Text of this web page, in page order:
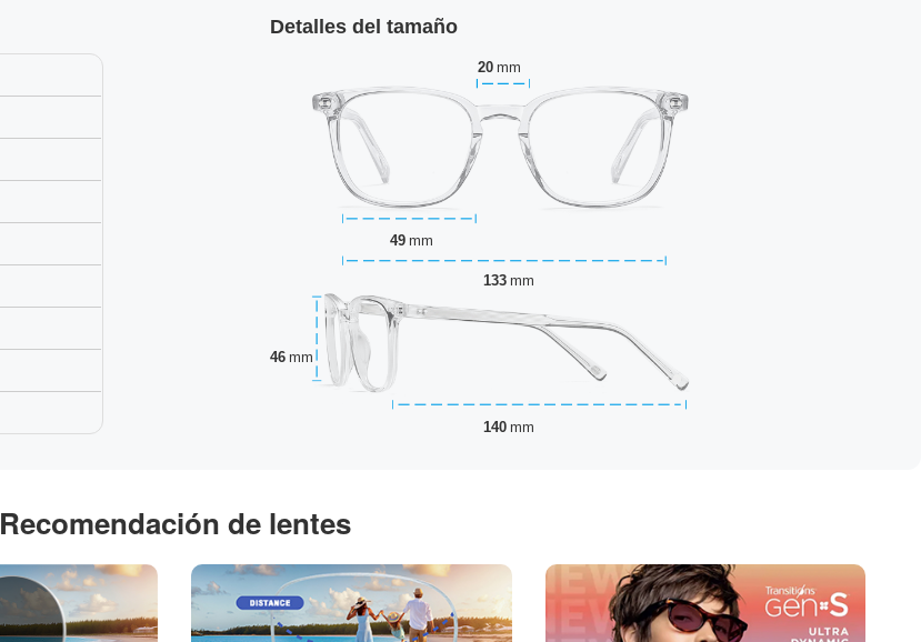
Detalles del tamaño
20 mm
49 mm
46 mm
133 mm
140 mm
Recomendación de lentes